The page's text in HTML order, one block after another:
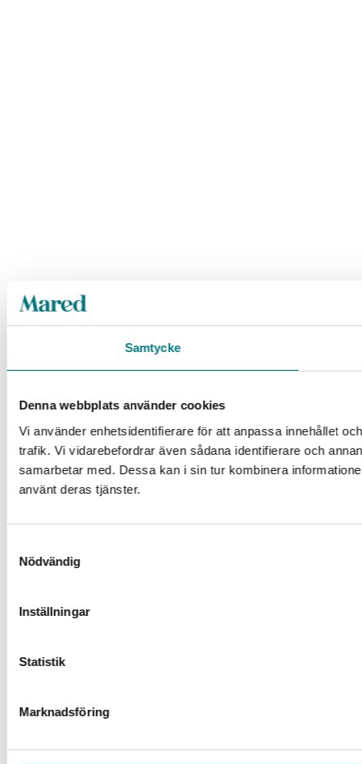
Samtycke
Denna webbplats använder cookies
Vi använder enhetsidentifierare för att anpassa innehållet
trafik. Vi vidarebefordrar även sådana identifierare och
samarbetar med. Dessa kan i sin tur kombinera
använt deras tjänster.
Nödvändig
Inställningar
Statistik
Marknadsföring